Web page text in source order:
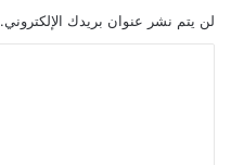
لن يتم نشر عنوان بريدك الإلكتروني.